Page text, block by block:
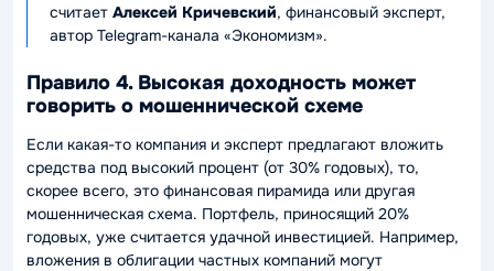
считает Алексей Кричевский, финансовый эксперт,
автор Telegram-канала «Экономизм».
Правило 4. Высокая доходность может
говорить о мошеннической схеме
Если какая-то компания и эксперт предлагают вложить
средства под высокий процент (от 30% годовых), то,
скорее всего, это финансовая пирамида или другая
мошенническая схема. Портфель, приносящий 20%
годовых, уже считается удачной инвестицией. Например,
вложения в облигации частных компаний могут